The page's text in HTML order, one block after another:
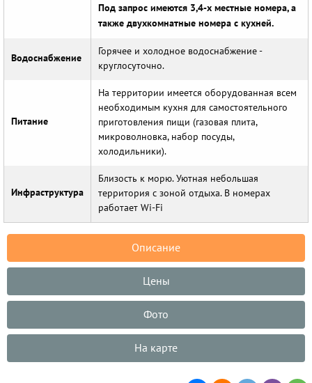
Под запрос имеются 3,4-х местные номера, а
также двухкомнатные номера с кухней.
Водоснабжение
Горячее и холодное водоснабжение -
круглосуточно.
Питание
На территории имеется оборудованная всем
необходимым кухня для самостоятельного
приготовления пищи (газовая плита,
микроволновка, набор посуды,
холодильники).
Инфраструктура
Близость к морю. Уютная небольшая
территория с зоной отдыха. В номерах
работает Wi-Fi
Описание
Цены
Фото
На карте